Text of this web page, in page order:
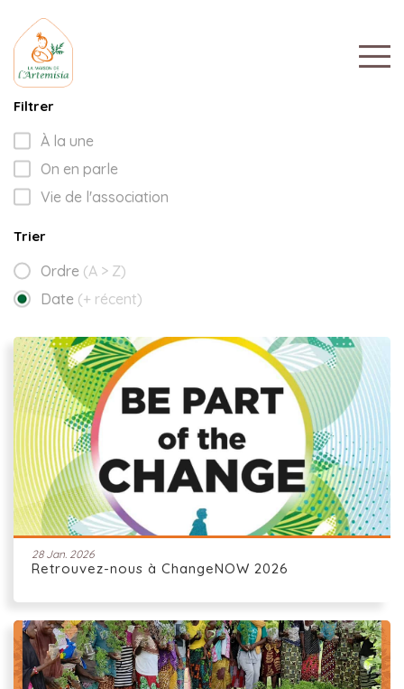
Filtrer
À la une
On en parle
Vie de l'association
Trier
Ordre (A > Z)
Date (+ récent)
28 Jan. 2026
Retrouvez-nous à ChangeNOW 2026